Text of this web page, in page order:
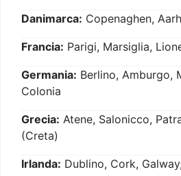
Danimarca: Copenaghen,
Francia: Parigi, Marsiglia,
Germania: Berlino, Amburgo,
Colonia
Grecia: Atene, Salonicco,
(Creta)
Irlanda: Dublino, Cork,